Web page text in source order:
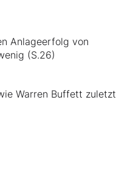
Anlageerfolg von
(S.26)
Warren Buffett zuletzt